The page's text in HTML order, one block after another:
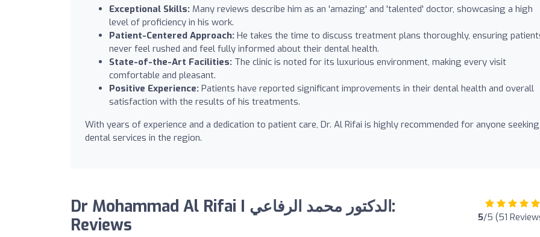
Exceptional Skills: Many reviews describe him as an 'amazing' and 'talented' doctor, showcasing a high
level of proficiency in his work.
Patient-Centered Approach: He takes the time to discuss treatment plans thoroughly, ensuring
never feel rushed and feel fully informed about their dental health.
State-of-the-Art Facilities: The clinic is noted for its luxurious environment, making every visit
comfortable and pleasant.
Positive Experience: Patients have reported significant improvements in their dental health and overall
satisfaction with the results of his treatments.
With years of experience and a dedication to patient care, Dr. Al Rifai is highly recommended for anyone seeking
dental services in the region.
Dr Mohammad Al Rifai I الدكتور محمد الرفاعي:
Reviews
5/5 (51